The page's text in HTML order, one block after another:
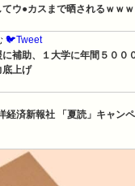
てウ●カスまで晒されるｗｗ
🐦Tweet
に補助、１大学に年間５０
底上げ
経済新報社 「夏読」キャン